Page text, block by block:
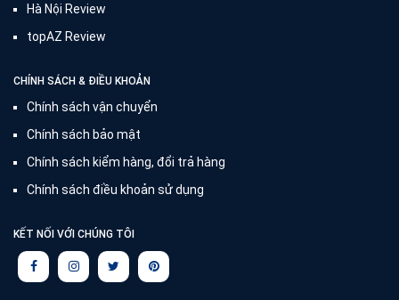
Hà Nội Review
topAZ Review
CHÍNH SÁCH & ĐIỀU KHOẢN
Chính sách vận chuyển
Chính sách bảo mật
Chính sách kiểm hàng, đổi trả hàng
Chính sách điều khoản sử dụng
KẾT NỐI VỚI CHÚNG TÔI